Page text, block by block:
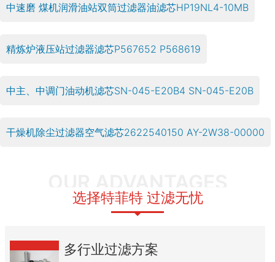
中速磨 煤机润滑油站双筒过滤器油滤芯HP19NL4-10MB
精炼炉液压站过滤器滤芯P567652 P568619
中主、中调门油动机滤芯SN-045-E20B4 SN-045-E20B
干燥机除尘过滤器空气滤芯2622540150 AY-2W38-00000
选择特菲特 过滤无忧
多行业过滤方案